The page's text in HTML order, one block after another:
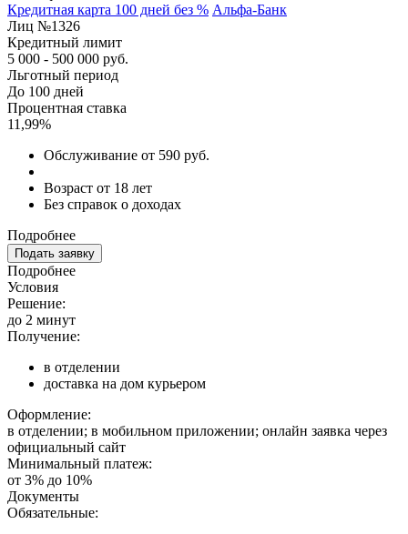
Кредитная карта 100 дней без % Альфа-Банк
Лиц №1326
Кредитный лимит
5 000 - 500 000 руб.
Льготный период
До 100 дней
Процентная ставка
11,99%
Обслуживание от 590 руб.
Возраст от 18 лет
Без справок о доходах
Подробнее
Подать заявку
Подробнее
Условия
Решение:
до 2 минут
Получение:
в отделении
доставка на дом курьером
Оформление:
в отделении; в мобильном приложении; онлайн заявка через
официальный сайт
Минимальный платеж:
от 3% до 10%
Документы
Обязательные: